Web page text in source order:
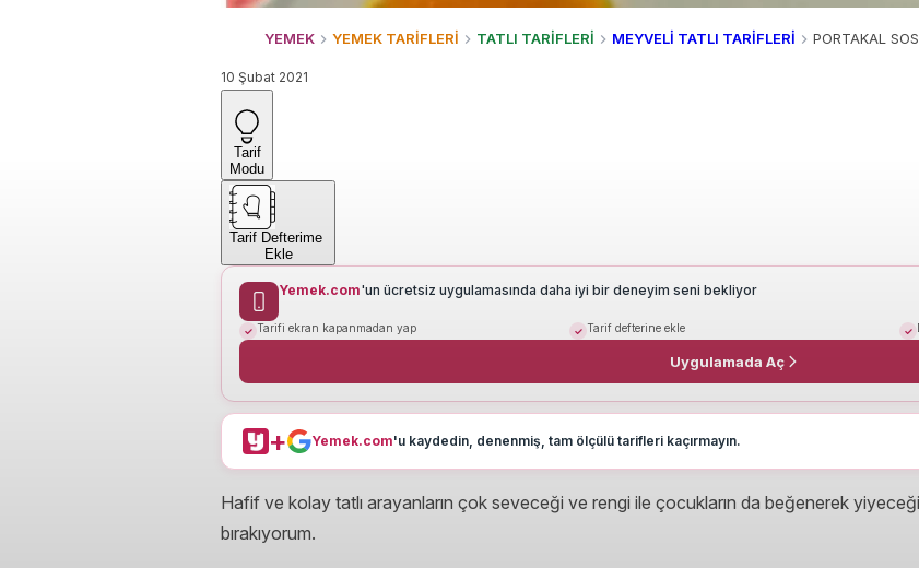
YEMEK YEMEK TARİFLERİ TATLI TARİFLERİ MEYVELİ TATLI TARİFLERİ PORTAKAL
10 Şubat 2021
Tarif
Modu
Tarif Defterime
Ekle
Yemek.com'un ücretsiz uygulamasında daha iyi bir deneyim seni bekliyor
Tarifi ekran kapanmadan yap Tarif defterine ekle
Uygulamada Aç
+ Yemek.com'u kaydedin, denenmiş, tam ölçülü tarifleri kaçırmayın.
Hafif ve kolay tatlı arayanların çok seveceği ve rengi ile çocukların da beğenerek
bırakıyorum.